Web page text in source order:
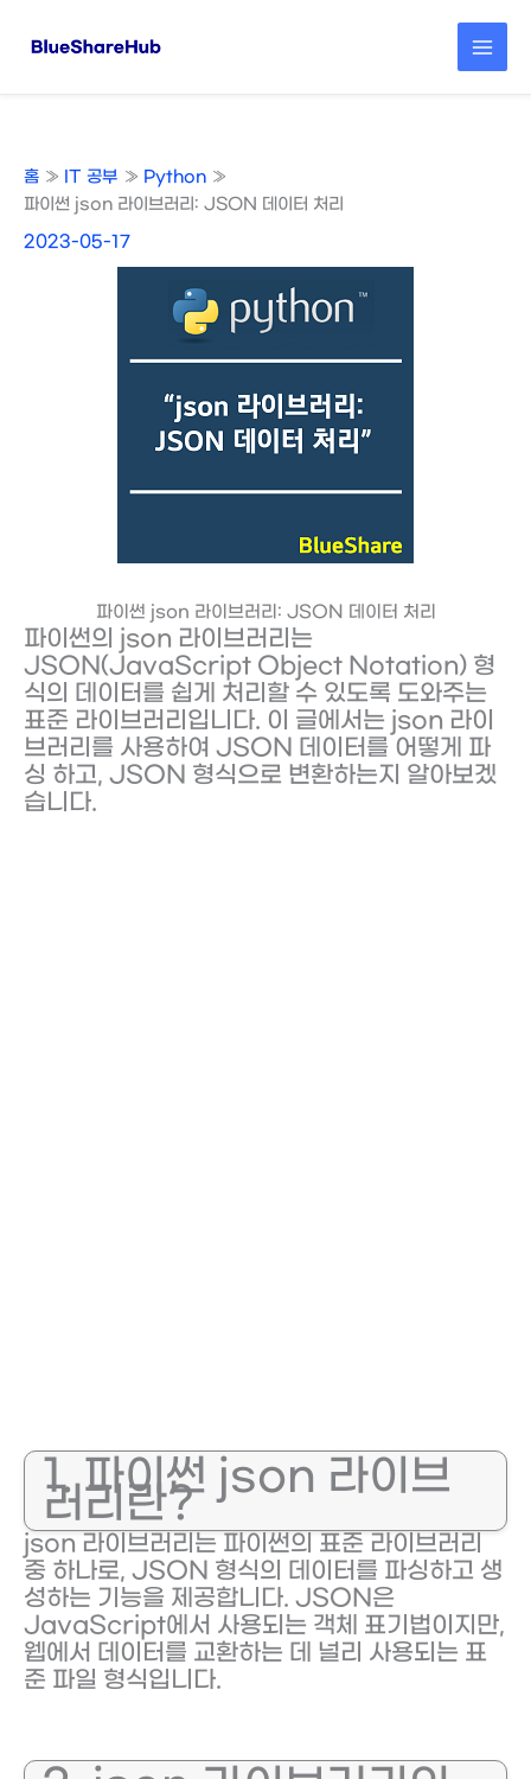
홈 IT 공부
Python
파이썬 json 라이브러리: JSON 데이터 처리
2023-05-17
파이썬 json 라이브러리: JSON 데이터 처리
파이썬의 json 라이브러리는
JSON(JavaScript Object Notation) 형
식의 데이터를 쉽게 처리할 수 있도록 도와주는
표준 라이브러리입니다. 이 글에서는 json 라이
브러리를 사용하여 JSON 데이터를 어떻게 파
싱 하고, JSON 형식으로 변환하는지 알아보겠
습니다.
1. 파이썬 json 라이브
러리란?
json 라이브러리는 파이썬의 표준 라이브러리
중 하나로, JSON 형식의 데이터를 파싱하고 생
성하는 기능을 제공합니다. JSON은
JavaScript에서 사용되는 객체 표기법이지만,
웹에서 데이터를 교환하는 데 널리 사용되는 표
준 파일 형식입니다.